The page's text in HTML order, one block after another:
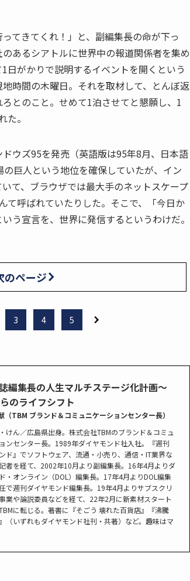
てきてくれ！」と、副編集長の命が下っ
あるシアトルに世界中の報道関係者を集め
日がかりで説明するイベントを開くという
時間の木曜日。それを取材して、とんぼ返
とのこと。せめて1泊させてと懇願し、1
。
ウズ95を発売（英語版は95年8月、日本語
巨人という地位を確保していたが、イン
て、ブラウザでは最大手のネットスケープ
て呼ばれていたりした。そこで、「今日か
う宣言を、世界に発信するというわけだ。
のページ
3 4 5
編集長の人生マルチステージ化計画～
のライフシフト
（TBM ブランド＆コミュニケーションセンター長）
けん／広島県出身。株式会社TBMのブランド＆コミュ
ンセンター長。1989年ダイヤモンド社入社。『週刊
ド』でソフトウェア、流通・小売り、通信・IT業界な
者を経て、2002年10月より副編集長。16年4月よりダ
・オンライン（DOL）編集長。17年4月よりDOL編集
で週刊ダイヤモンド編集長。19年4月よりサブスクリ
業や論説委員などを経て、22年2月に新素材スタート
に転じる。著書に『そごう 壊れた百貨店』『沸騰
（いずれもダイヤモンド社刊・共著）など。趣味はマ